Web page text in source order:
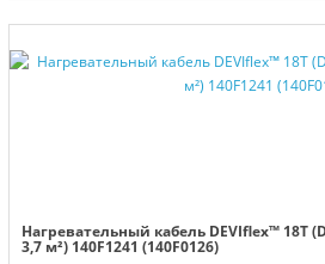
Нагревательный кабель DEVIflex™ 18T
3,7 м²) 140F1241 (140F0126)